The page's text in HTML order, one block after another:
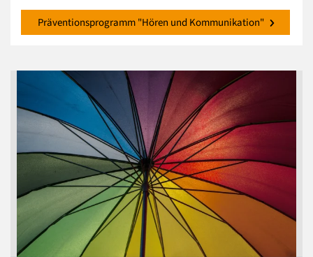
Präventionsprogramm "Hören und Kommunikation"